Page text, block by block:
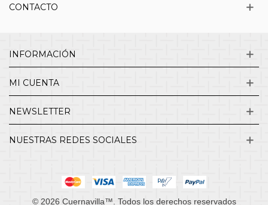
CONTACTO
INFORMACIÓN
MI CUENTA
NEWSLETTER
NUESTRAS REDES SOCIALES
© 2026 Cuernavilla™. Todos los derechos reservados